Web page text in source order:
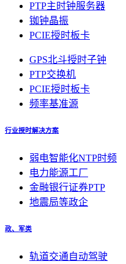
PTP主时钟服务器
铷钟晶振
PCIE授时板卡
GPS北斗授时子钟
PTP交换机
PCIE授时板卡
频率基准源
行业授时解决方案
弱电智能化NTP时频
电力能源工厂
金融银行证券PTP
地震局等政企
政、军类
轨道交通自动驾驶